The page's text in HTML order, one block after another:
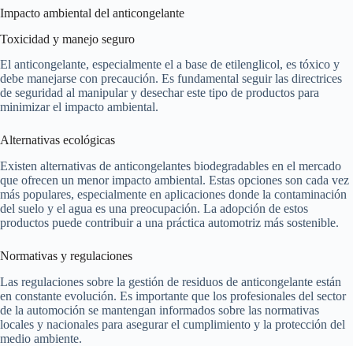
Impacto ambiental del anticongelante
Toxicidad y manejo seguro
El anticongelante, especialmente el a base de etilenglicol, es tóxico y
debe manejarse con precaución. Es fundamental seguir las directrices
de seguridad al manipular y desechar este tipo de productos para
minimizar el impacto ambiental.
Alternativas ecológicas
Existen alternativas de anticongelantes biodegradables en el mercado
que ofrecen un menor impacto ambiental. Estas opciones son cada vez
más populares, especialmente en aplicaciones donde la contaminación
del suelo y el agua es una preocupación. La adopción de estos
productos puede contribuir a una práctica automotriz más sostenible.
Normativas y regulaciones
Las regulaciones sobre la gestión de residuos de anticongelante están
en constante evolución. Es importante que los profesionales del sector
de la automoción se mantengan informados sobre las normativas
locales y nacionales para asegurar el cumplimiento y la protección del
medio ambiente.